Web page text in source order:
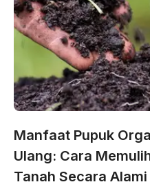
Manfaat Pupuk
Ulang: Cara
Tanah Secara Alami